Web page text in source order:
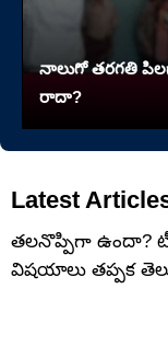
నాలుగో త‌ర‌గతి
రాదా?
Latest
తలనొప్పిగా ఉందా?
విషయాలు తప్పక